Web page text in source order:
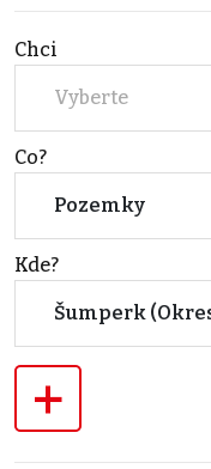
Chci
Vyberte
Co?
Pozemky
Kde?
Šumperk
+